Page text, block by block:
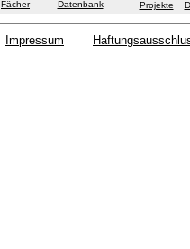
Fächer Datenbank
Projekte
Impressum